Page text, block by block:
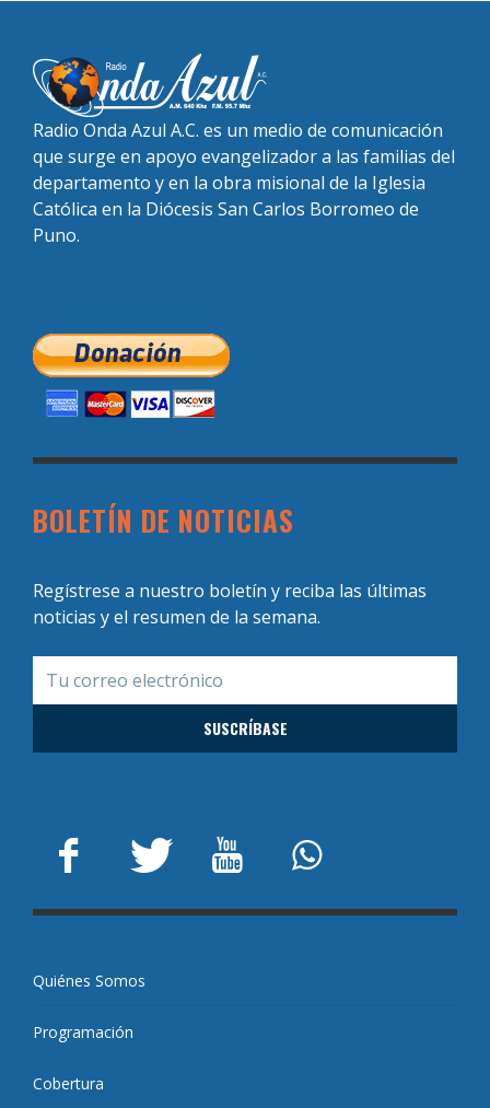
Radio Onda Azul A.C. es un medio de comunicación
que surge en apoyo evangelizador a las familias del
departamento y en la obra misional de la Iglesia
Católica en la Diócesis San Carlos Borromeo de
Puno.
BOLETÍN DE NOTICIAS
Regístrese a nuestro boletín y reciba las últimas
noticias y el resumen de la semana.
Quiénes Somos
Programación
Cobertura